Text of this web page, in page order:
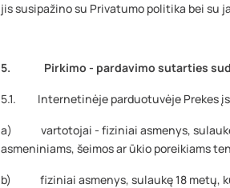
jis susipažino su Privatumo politika bei su
5. Pirkimo - pardavimo sutarties
5.1. Internetinėje parduotuvėje Prekes
a) vartotojai - fiziniai asmenys, sulaukę
asmeniniams, šeimos ar ūkio poreikiams
b) fiziniai asmenys, sulaukę 18 metų,